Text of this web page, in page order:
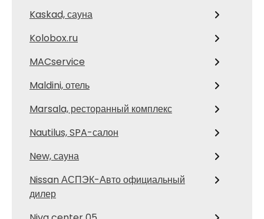
Kaskad, сауна
Kolobox.ru
MACservice
Maldini, отель
Marsala, ресторанный комплекс
Nautilus, SPA-салон
New, сауна
Nissan АСПЭК-Авто официальный
дилер